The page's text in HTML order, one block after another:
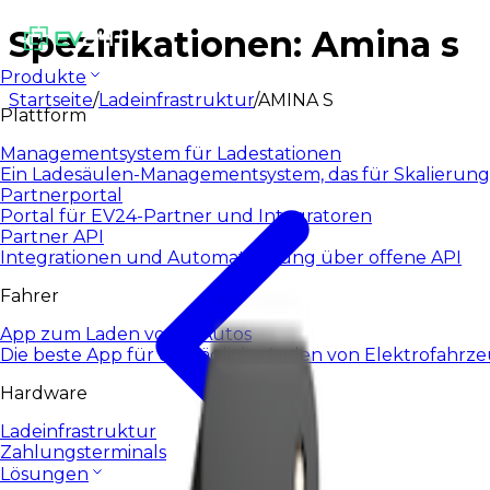
Produkte
Plattform
Managementsystem für Ladestationen
Ein Ladesäulen-Managementsystem, das für
Partnerportal
Portal für EV24-Partner und Integratoren
Partner API
Integrationen und Automatisierung über offene API
Fahrer
App zum Laden von E-Autos
Die beste App für das tägliche Laden von
Hardware
Ladeinfrastruktur
Zahlungsterminals
Lösungen
Spezifikationen: Amina s
Startseite/Ladeinfrastruktur/AMINA S